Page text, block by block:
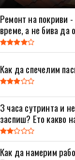
Ремонт на покриви -
време, а не бива да
Как да спечелим
3 часа сутринта и
заспиш? Ето какво
Как да намерим